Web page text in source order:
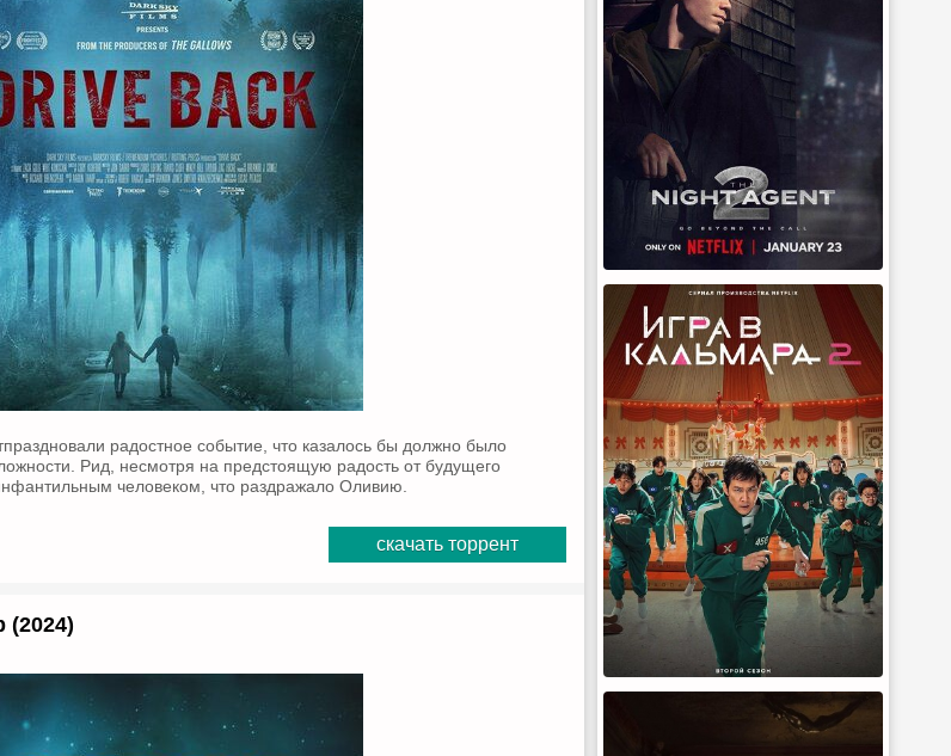
радостное событие, что казалось бы должно было
Рид, несмотря на предстоящую радость от будущего
человеком, что раздражало Оливию.
скачать торрент
(2024)